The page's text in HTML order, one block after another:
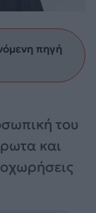
πηγή
του
και